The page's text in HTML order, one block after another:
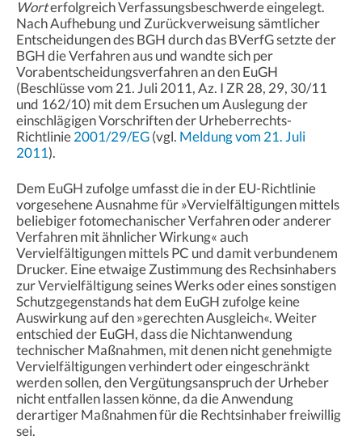
Worterfolgreich Verfassungsbeschwerde eingelegt.
Nach Aufhebung und Zurückverweisung sämtlicher
Entscheidungen des BGH durch das BVerfG setzte der
BGH die Verfahren aus und wandte sich per
Vorabentscheidungsverfahren an den EuGH
(Beschlüsse vom 21. Juli 2011, Az. I ZR 28, 29, 30/11
und 162/10) mit dem Ersuchen um Auslegung der
einschlägigen Vorschriften der Urheberrechts-
Richtlinie2001/29/EG(vgl. Meldung vom 21. Juli
2011).
Dem EuGH zufolge umfasst die in der EU-Richtlinie
vorgesehene Ausnahme für »Vervielfältigungen mittels
beliebiger fotomechanischer Verfahren oder anderer
Verfahren mit ähnlicher Wirkung« auch
Vervielfältigungen mittels PC und damit verbundenem
Drucker. Eine etwaige Zustimmung des Rechsinhabers
zur Vervielfältigung seines Werks oder eines sonstigen
Schutzgegenstands hat dem EuGH zufolge keine
Auswirkung auf den »gerechten Ausgleich«. Weiter
entschied der EuGH, dass die Nichtanwendung
technischer Maßnahmen, mit denen nicht genehmigte
Vervielfältigungen verhindert oder eingeschränkt
werden sollen, den Vergütungsanspruch der Urheber
nicht entfallen lassen könne, da die Anwendung
derartiger Maßnahmen für die Rechtsinhaber freiwillig
sei.